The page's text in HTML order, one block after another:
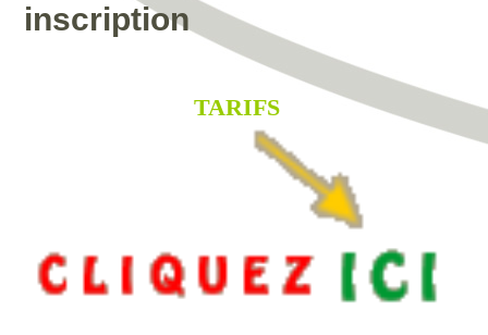
inscription
TARIFS